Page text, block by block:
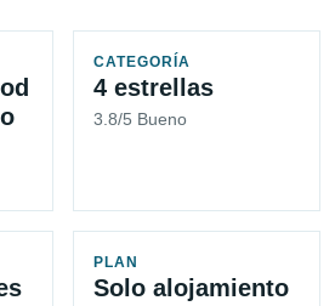
CATEGORÍA
4 estrellas
3.8/5 Bueno
PLAN
Solo alojamiento